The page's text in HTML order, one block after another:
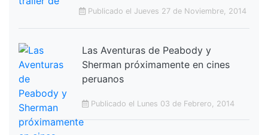
Publicado el Jueves 27 de Noviembre, 2014
Las Aventuras de Peabody y
Sherman próximamente en cines
peruanos
Publicado el Lunes 03 de Febrero, 2014